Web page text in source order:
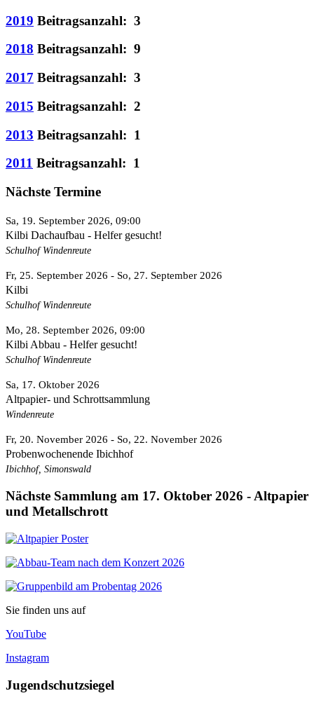
2019 Beitragsanzahl: 3
2018 Beitragsanzahl: 9
2017 Beitragsanzahl: 3
2015 Beitragsanzahl: 2
2013 Beitragsanzahl: 1
2011 Beitragsanzahl: 1
Nächste Termine
Sa, 19. September 2026, 09:00
Kilbi Dachaufbau - Helfer gesucht!
Schulhof Windenreute
Fr, 25. September 2026 - So, 27. September 2026
Kilbi
Schulhof Windenreute
Mo, 28. September 2026, 09:00
Kilbi Abbau - Helfer gesucht!
Schulhof Windenreute
Sa, 17. Oktober 2026
Altpapier- und Schrottsammlung
Windenreute
Fr, 20. November 2026 - So, 22. November 2026
Probenwochenende Ibichhof
Ibichhof, Simonswald
Nächste Sammlung am 17. Oktober 2026 - Altpapier
und Metallschrott
Sie finden uns auf
YouTube
Instagram
Jugendschutzsiegel